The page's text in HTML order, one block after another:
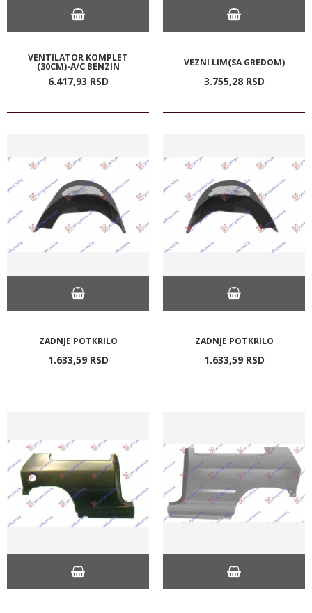
VENTILATOR KOMPLET
(30CM)-A/C BENZIN
6.417,93 RSD
VEZNI LIM(SA GREDOM)
3.755,28 RSD
ZADNJE POTKRILO
1.633,59 RSD
ZADNJE POTKRILO
1.633,59 RSD